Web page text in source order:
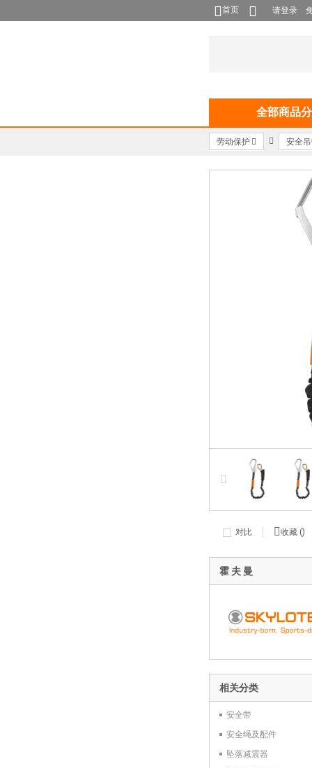
首页 请登录
全部商品
劳动保护 安全
对比 收藏 ()
霍 夫 曼
相关分类
安全带
安全绳及配件
坠落减震器